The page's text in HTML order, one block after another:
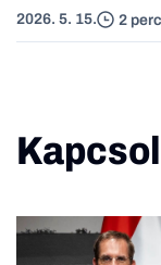
2026. 5. 15. 2 perc